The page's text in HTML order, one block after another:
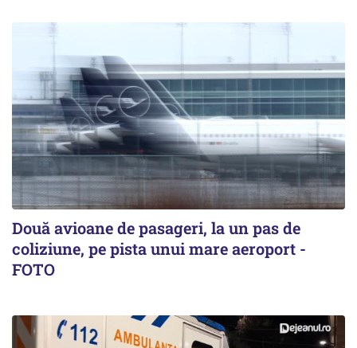
Două avioane de pasageri, la un pas de
coliziune, pe pista unui mare aeroport -
FOTO